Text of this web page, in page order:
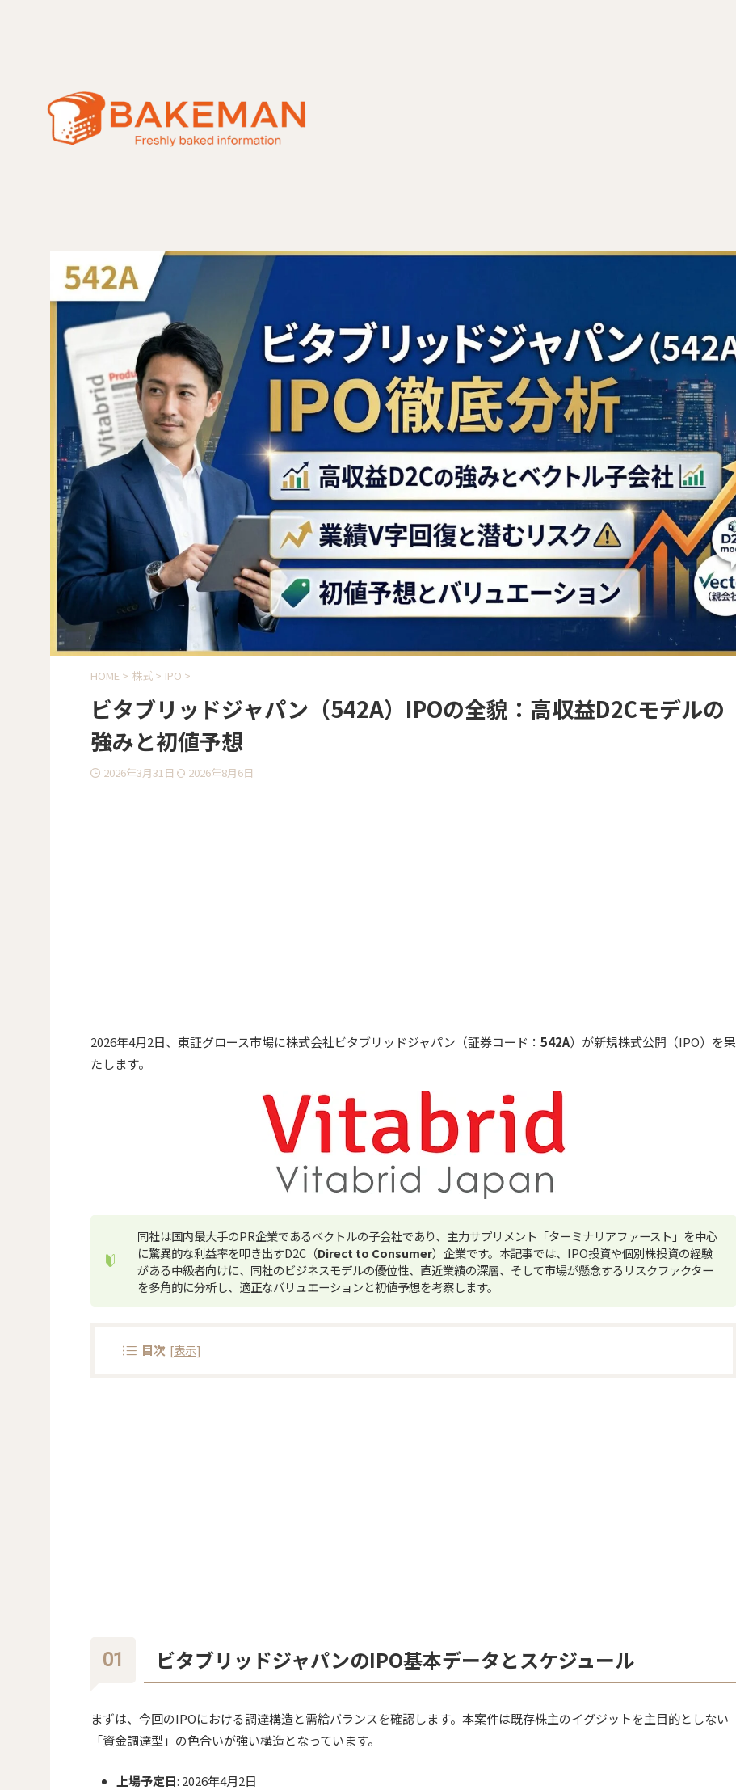
HOME > 株式 > IPO >
ビタブリッドジャパン（542A）IPOの全貌：高収益D2Cモデルの
強みと初値予想
2026年3月31日 2026年8月6日
2026年4月2日、東証グロース市場に株式会社ビタブリッドジャパン（証券コード： 542A）が新規株式公開（IPO）を果
たします。
同社は国内最大手のPR企業であるベクトルの子会社であり、主力サプリメント「ターミナリアファースト」を中心
に驚異的な利益率を叩き出すD2C（Direct to Consumer）企業です。本記事では、IPO投資や個別株投資の経験
がある中級者向けに、同社のビジネスモデルの優位性、直近業績の深層、そして市場が懸念するリスクファクター
を多角的に分析し、適正なバリュエーションと初値予想を考察します。
目次 [表示]
ビタブリッドジャパンのIPO基本データとスケジュール
まずは、今回のIPOにおける調達構造と需給バランスを確認します。本案件は既存株主のイグジットを主目的としない
「資金調達型」の色合いが強い構造となっています。
上場予定日: 2026年4月2日